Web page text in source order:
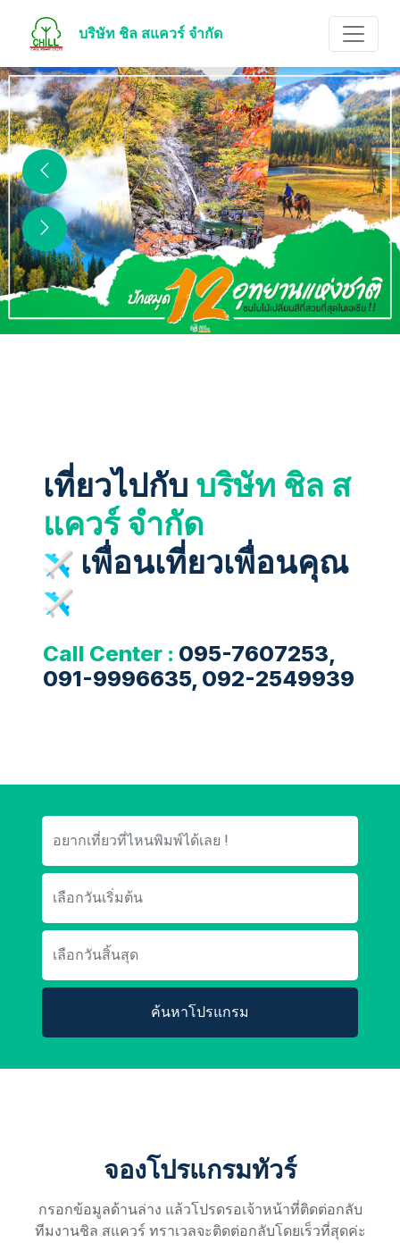
บริษัท ชิล สแควร์ จำกัด
เที่ยวไปกับ บริษัท ชิล ส
แควร์ จำกัด
เพื่อนเที่ยวเพื่อนคุณ
Call Center : 095-7607253,
091-9996635, 092-2549939
ค้นหาโปรแกรม
จองโปรแกรมทัวร์
กรอกข้อมูลด้านล่าง แล้วโปรดรอเจ้าหน้าที่ติดต่อกลับ
ทีมงานชิล สแควร์ ทราเวลจะติดต่อกลับโดยเร็วที่สุดค่ะ